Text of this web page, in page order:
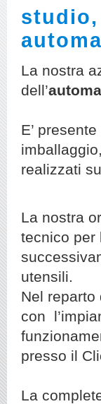
La nostra
dell’
E’
realizzati
La nostra
tecnico per
utensili.
Nel
con
presso il
La